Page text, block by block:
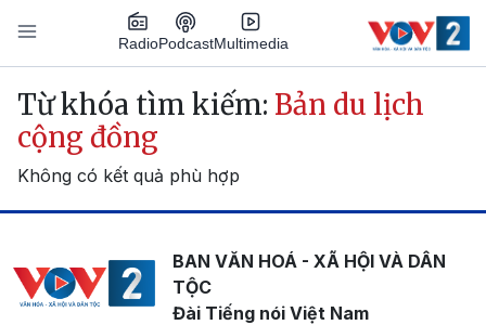
Nhảy đến nội dung
RadioPodcastMultimedia
Main navigation
Từ khóa tìm kiếm: Bản du lịch
cộng đồng
Không có kết quả phù hợp
BAN VĂN HOÁ - XÃ HỘI VÀ DÂN
TỘC
Đài Tiếng nói Việt Nam